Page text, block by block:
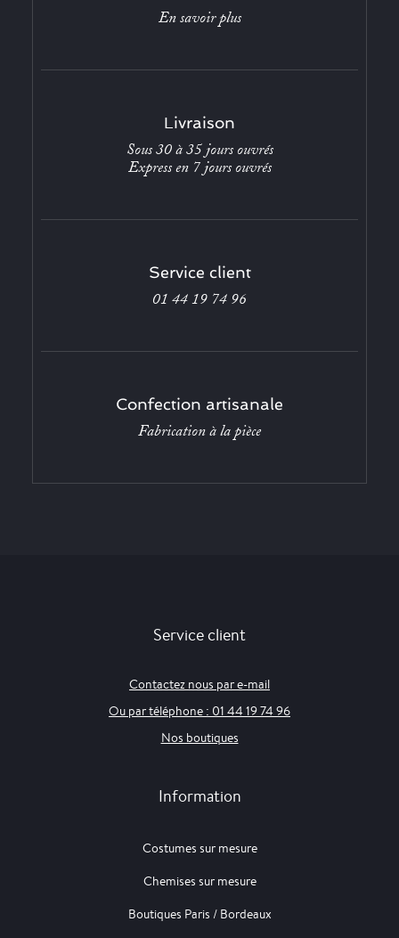
En savoir plus
Livraison
Sous 30 à 35 jours ouvrés
Express en 7 jours ouvrés
Service client
01 44 19 74 96
Confection artisanale
Fabrication à la pièce
Service client
Contactez nous par e-mail
Ou par téléphone : 01 44 19 74 96
Nos boutiques
Information
Costumes sur mesure
Chemises sur mesure
Boutiques Paris / Bordeaux